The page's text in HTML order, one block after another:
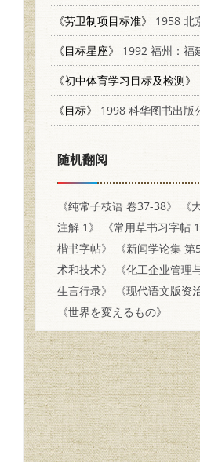
《劳卫制项目标准》
1958 北京：
《目标星座》
1992 福州：福建少
《初中体育学习目标及检测》
《目标》
1998 科华图书出版
随机翻阅
《纯常子枝语 卷37-38》
《
注解 1》
《常用草书习字帖 1
楷书字帖》
《新闻学论集 第
术和技术》
《化工企业管理
生言行录》
《现代语文版资
《世界を変えるもの》